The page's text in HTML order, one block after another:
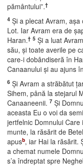
pământului”.†
4 Şi a plecat Avram, aşa
Lot. Iar Avram era de
Haran.† 5 Şi a luat
său, şi toate averile pe
care-i dobândiseră în
Canaanului şi au ajuns
6 Şi Avram a străbătut
Sihem, până la stejarul
Canaaneenii. 7 Şi
aceasta Eu o voi da
jertfelnic Domnului Care
munte, la răsărit de
apusb, iar Hai la răsărit.
a chemat numele
s’a îndreptat spre